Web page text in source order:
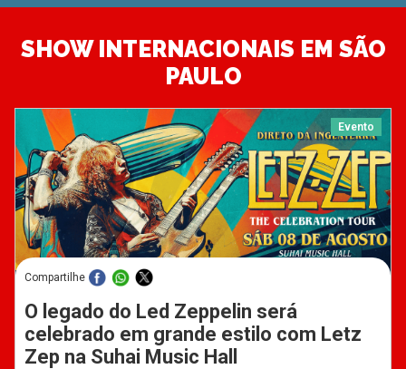
SHOW INTERNACIONAIS EM SÃO
PAULO
Evento
Compartilhe
O legado do Led Zeppelin será
celebrado em grande estilo com Letz
Zep na Suhai Music Hall